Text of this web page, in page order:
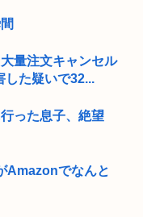
量注文キャンセル
した疑いで32...
った息子、絶望
Amazonでなんと